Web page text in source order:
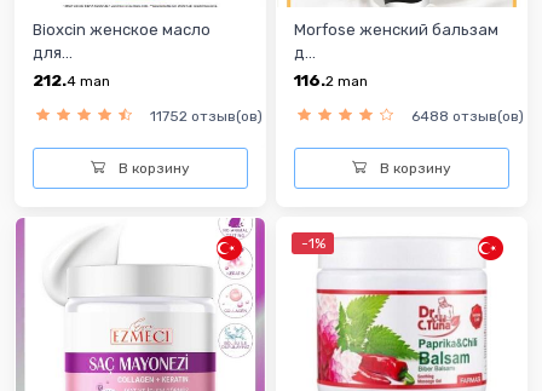
Bioxcin женскoe масло
для...
212.4 man
11752 отзыв(ов)
В корзину
Morfose женский бальзам
д...
116.2 man
6488 отзыв(ов)
В корзину
-1%